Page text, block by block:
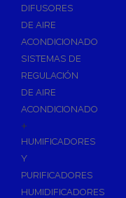
Tapones,
Soportes para
Acumuladores e
Bombas
Bombas de
Bombas Simples
Calderas
Grupos Térmicos
DIFUSORES
DE AIRE
ACONDICIONADO
SISTEMAS DE
REGULACIÓN
DE AIRE
ACONDICIONADO
+
HUMIFICADORES
Y
PURIFICADORES
HUMIDIFICADORES